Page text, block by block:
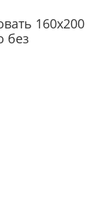
160x200
без